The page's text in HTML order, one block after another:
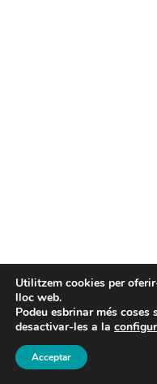
Utilitzem cookies per
lloc web.
Podeu esbrinar més
desactivar-les a la
Acceptar